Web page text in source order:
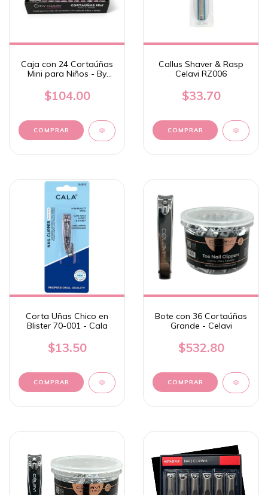
Caja con 24 Cortaúñas
Mini para Niños - By
$104.00
Callus Shaver & Rasp
Celavi RZ006
$33.70
Corta Uñas Chico en
Blister 70-001 - Cala
$13.50
Bote con 36 Cortaúñas
Grande - Celavi
$532.80